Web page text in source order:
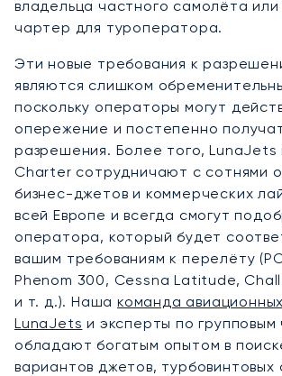
владельца частного самолёта или
чартер для туроператора.
Эти новые требования к
являются слишком
поскольку операторы могут
опережение и постепенно
разрешения. Более того, LunaJets
Charter сотрудничают с сотнями
бизнес-джетов и коммерческих
всей Европе и всегда смогут
оператора, который будет
вашим требованиям к перелёту
Phenom 300, Cessna Latitude,
и т. д.). Нашакоманда
LunaJets и эксперты по
обладают богатым опытом в
вариантов джетов, турбовинтовых